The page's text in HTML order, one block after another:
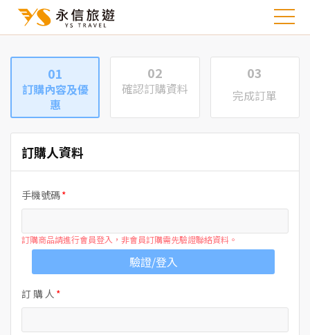
01
訂購內容及優
惠
02
確認訂購資料
03
完成訂單
訂購人資料
手機號碼
訂購商品請進行會員登入，非會員訂購需先驗證聯絡資料。
驗證/登入
訂 購 人